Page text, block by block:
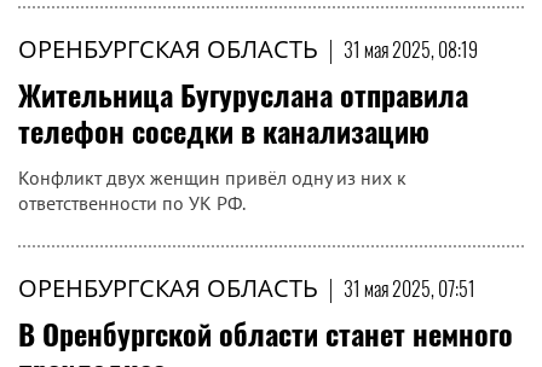
ОРЕНБУРГСКАЯ ОБЛАСТЬ | 31 мая 2025, 08:19
Жительница Бугуруслана отправила
телефон соседки в канализацию
Конфликт двух женщин привёл одну из них к
ответственности по УК РФ.
ОРЕНБУРГСКАЯ ОБЛАСТЬ | 31 мая 2025, 07:51
В Оренбургской области станет немного